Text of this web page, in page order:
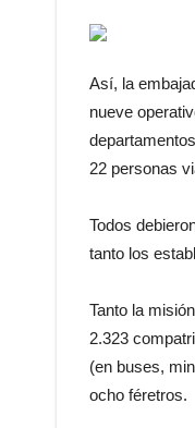
Así, la
nueve
22 personas
Todos
tanto los
Tanto la
2.323
(en buses,
ocho féretros.